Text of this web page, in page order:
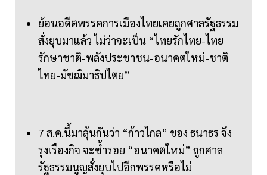
ย้อนอดีตพรรคการเมืองไทยเคยถูกศาลรัฐธรรม
สั่งยุบมาแล้ว ไม่ว่าจะเป็น “ไทยรักไทย-ไทย
รักษาชาติ-พลังประชาชน-อนาคตใหม่-ชาติ
ไทย-มัชฌิมาธิปไตย”
7 ส.ค.นี้มาลุ้นกันว่า “ก้าวไกล” ของ ธนาธร จึง
รุงเรืองกิจ จะซ้ำรอย “อนาคตใหม่” ถูกศาล
รัฐธรรมนูญสั่งยุบไปอีกพรรคหรือไม่